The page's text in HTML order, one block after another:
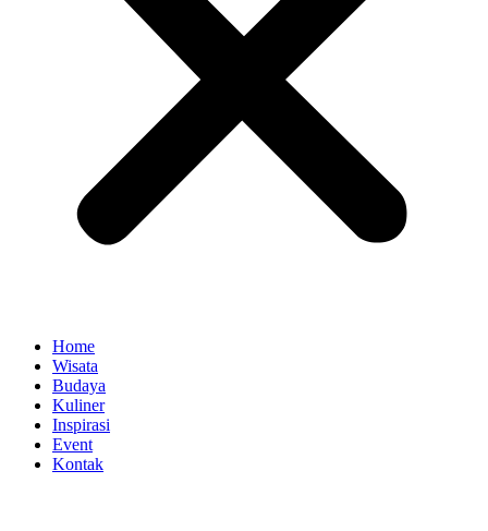
Home
Wisata
Budaya
Kuliner
Inspirasi
Event
Kontak